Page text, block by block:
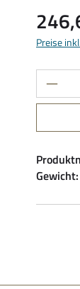
Preise
Gewicht: